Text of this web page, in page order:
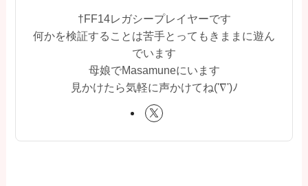
†FF14レガシープレイヤーです
何かを検証することは苦手とってもきままに遊ん
でいます
母娘でMasamuneにいます
見かけたら気軽に声かけてね('∇')ﾉ